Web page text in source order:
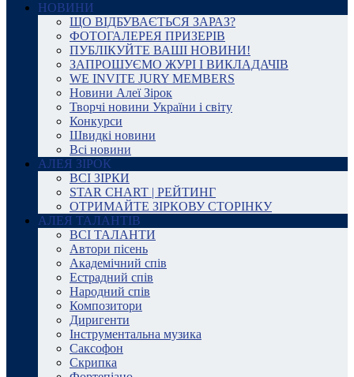
НОВИНИ
ЩО ВІДБУВАЄТЬСЯ ЗАРАЗ?
ФОТОГАЛЕРЕЯ ПРИЗЕРІВ
ПУБЛІКУЙТЕ ВАШІ НОВИНИ!
ЗАПРОШУЄМО ЖУРІ І ВИКЛАДАЧІВ
WE INVITE JURY MEMBERS
Новини Алеї Зірок
Творчі новини України і світу
Конкурси
Швидкі новини
Всі новини
АЛЕЯ ЗІРОК
ВСІ ЗІРКИ
STAR CHART | РЕЙТИНГ
ОТРИМАЙТЕ ЗІРКОВУ СТОРІНКУ
АЛЕЯ ТАЛАНТІВ
ВСІ ТАЛАНТИ
Автори пісень
Академічний спів
Естрадний спів
Народний спів
Композитори
Диригенти
Інструментальна музика
Саксофон
Скрипка